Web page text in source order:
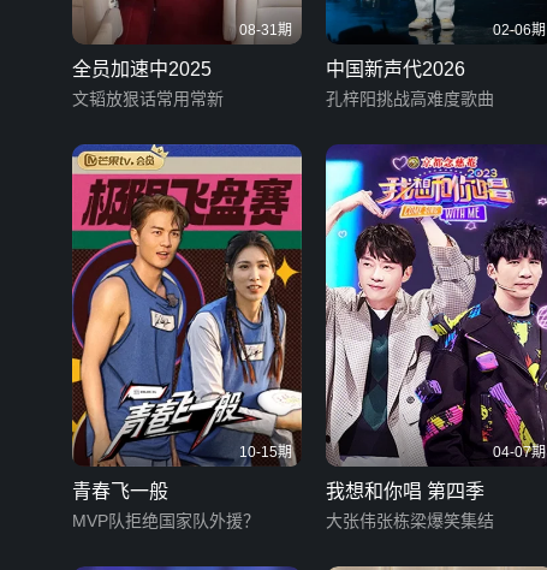
08-31期
全员加速中2025
文韬放狠话常用常新
02-06期
中国新声代2026
孔梓阳挑战高难度歌曲
10-15期
青春飞一般
MVP队拒绝国家队外援？
04-07期
我想和你唱 第四季
大张伟张栋梁爆笑集结